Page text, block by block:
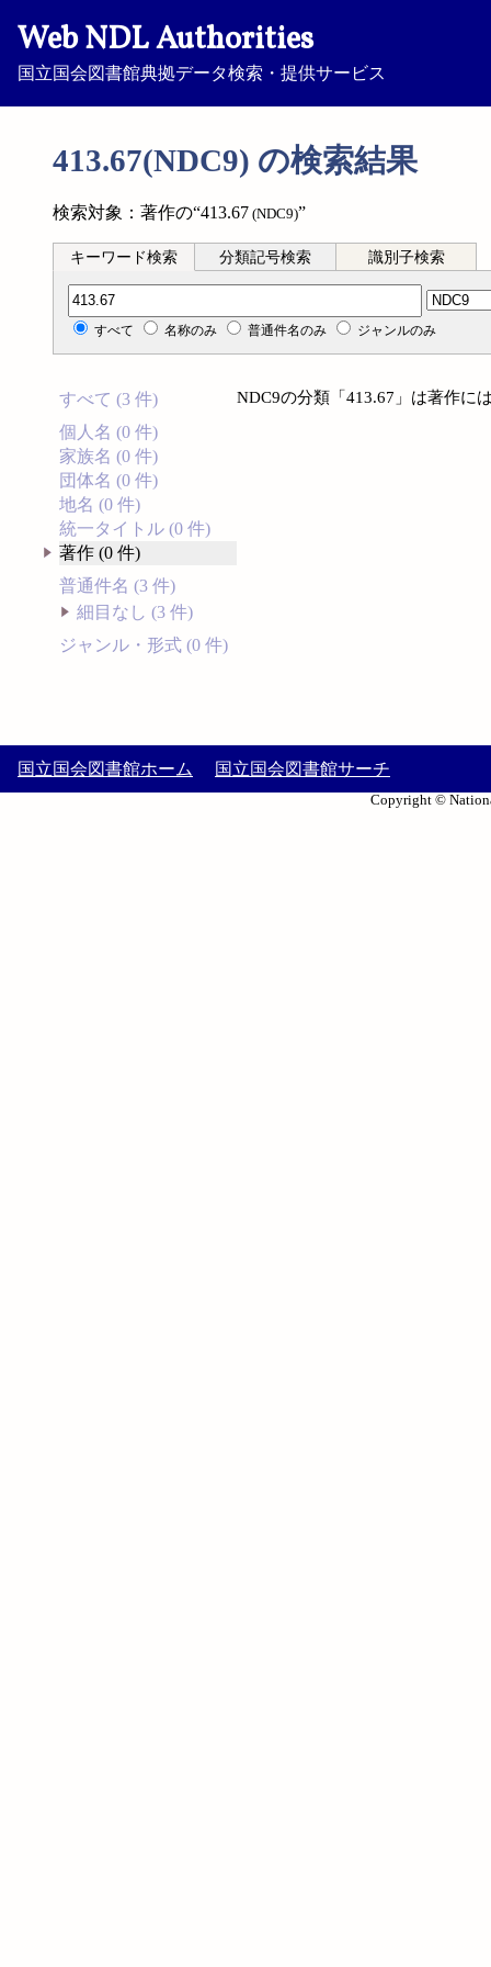
Web NDL Authorities
国立国会図書館典拠データ検索・提供サービス
413.67(NDC9) の検索結果
検索対象：著作の“413.67 (NDC9)”
キーワード検索 分類記号検索 識別子検索
分類記号検索
すべて 名称のみ 普通件名のみ ジャンルのみ
すべて (3 件)
個人名 (0 件)
家族名 (0 件)
団体名 (0 件)
地名 (0 件)
統一タイトル (0 件)
著作 (0 件)
普通件名 (3 件)
細目なし (3 件)
ジャンル・形式 (0 件)
NDC9の分類「413.67」は著作に
国立国会図書館ホーム 国立国会図書館サーチ
Copyright ©